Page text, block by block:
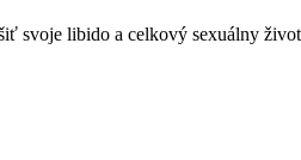
svoje libido a celkový sexuálny